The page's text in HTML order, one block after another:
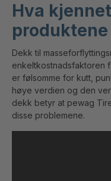
Hva
Dekk til
enkeltkostnadsfaktoren
er følsomme for kutt,
høye verdien og den
dekk betyr at pewag
disse problemene.